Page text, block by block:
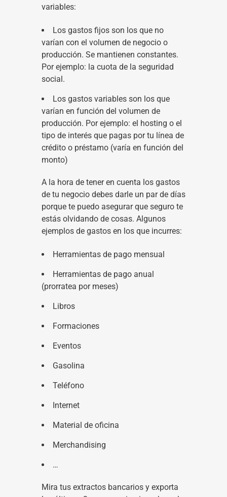
variables:
Los gastos fijos son los que no
varían con el volumen de negocio o
producción. Se mantienen constantes.
Por ejemplo: la cuota de la seguridad
social.
Los gastos variables son los que
varían en función del volumen de
producción. Por ejemplo: el hosting o el
tipo de interés que pagas por tu línea de
crédito o préstamo (varía en función del
monto)
A la hora de tener en cuenta los gastos
de tu negocio debes darle un par de días
porque te puedo asegurar que seguro te
estás olvidando de cosas. Algunos
ejemplos de gastos en los que incurres:
Herramientas de pago mensual
Herramientas de pago anual
(prorratea por meses)
Libros
Formaciones
Eventos
Gasolina
Teléfono
Internet
Material de oficina
Merchandising
…
Mira tus extractos bancarios y exporta